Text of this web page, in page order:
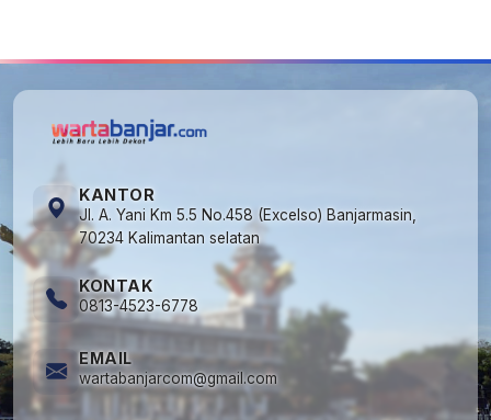
KANTOR
Jl. A. Yani Km 5.5 No.458 (Excelso) Banjarmasin,
70234 Kalimantan selatan
KONTAK
0813-4523-6778
EMAIL
wartabanjarcom@gmail.com